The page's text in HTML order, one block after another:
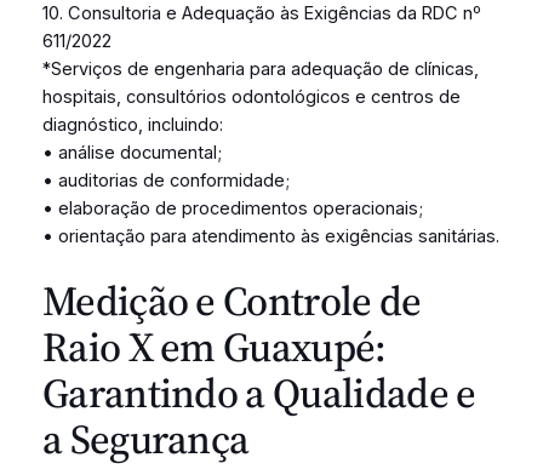
10. Consultoria e Adequação às Exigências da RDC nº
611/2022
*Serviços de engenharia para adequação de clínicas,
hospitais, consultórios odontológicos e centros de
diagnóstico, incluindo:
• análise documental;
• auditorias de conformidade;
• elaboração de procedimentos operacionais;
• orientação para atendimento às exigências sanitárias.
Medição e Controle de
Raio X em Guaxupé:
Garantindo a Qualidade e
a Segurança